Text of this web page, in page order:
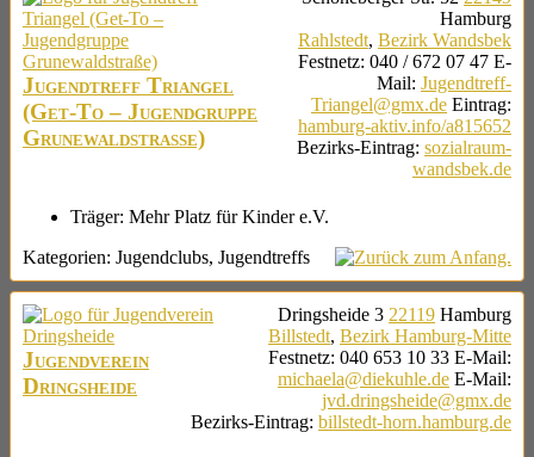
Jugendtreff Triangel
(Get-To – Jugendgruppe
Grunewaldstraße)
Hamburg
Rahlstedt, Bezirk Wandsbek
Festnetz: 040 / 672 07 47 E-
Mail: Jugendtreff-
Triangel@gmx.de Eintrag:
hamburg-aktiv.info/a815652
Bezirks-Eintrag: sozialraum-
wandsbek.de
Träger: Mehr Platz für Kinder e.V.
Kategorien: Jugendclubs, Jugendtreffs
Jugendverein
Dringsheide
Dringsheide 3 22119 Hamburg
Billstedt, Bezirk Hamburg-Mitte
Festnetz: 040 653 10 33 E-Mail:
michaela@diekuhle.de E-Mail:
jvd.dringsheide@gmx.de
Bezirks-Eintrag: billstedt-horn.hamburg.de